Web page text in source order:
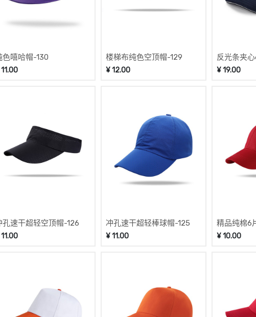
色嘻哈帽-130
11.00
楼梯布纯色空顶帽-129
¥12.00
反光条夹
¥19.00
孔速干超轻空顶帽-126
11.00
冲孔速干超轻棒球帽-125
¥11.00
精品纯棉6
帽-124
¥10.00